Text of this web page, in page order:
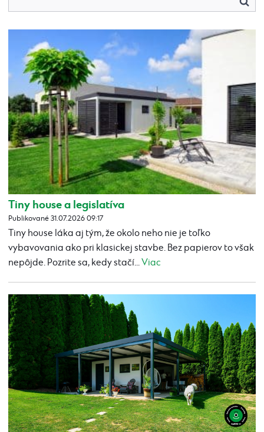
Tiny house a legislatíva
Publikované 31.07.2026 09:17
Tiny house láka aj tým, že okolo neho nie je toľko
vybavovania ako pri klasickej stavbe. Bez papierov to však
nepôjde. Pozrite sa, kedy stačí...Viac